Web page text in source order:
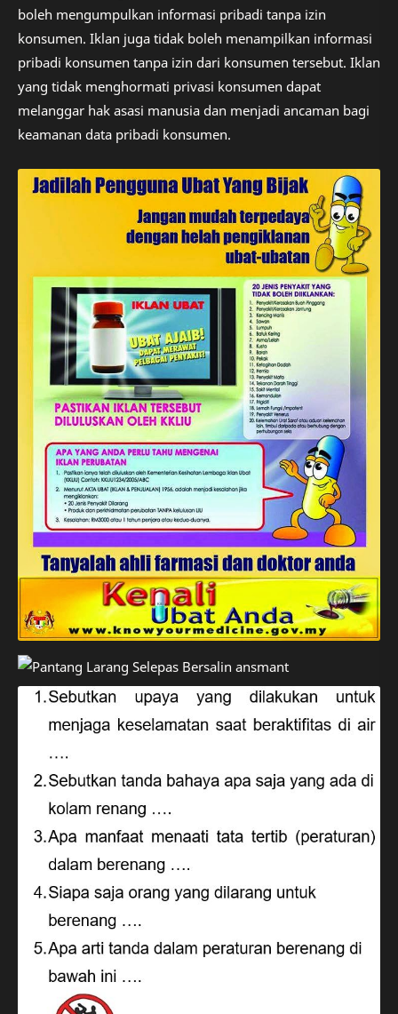
boleh mengumpulkan informasi pribadi tanpa izin
konsumen. Iklan juga tidak boleh menampilkan informasi
pribadi konsumen tanpa izin dari konsumen tersebut. Iklan
yang tidak menghormati privasi konsumen dapat
melanggar hak asasi manusia dan menjadi ancaman bagi
keamanan data pribadi konsumen.